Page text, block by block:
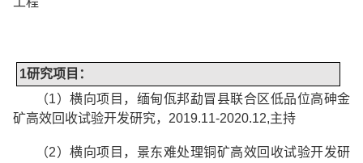
1研究项目：
（1）横向项目，缅甸佤邦勐冒县联合区低品位高砷金
矿高效回收试验开发研究， 2019.11-2020.12,主持
（2）横向项目，景东难处理铜矿高效回收试验开发研